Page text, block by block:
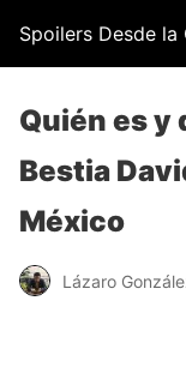
Spoilers Desde la
Quién es y
Bestia
México
Lázaro